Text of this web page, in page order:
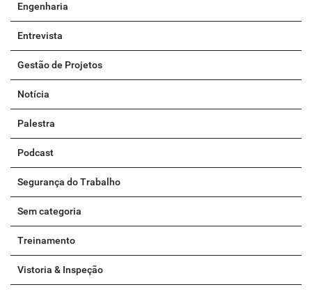
Engenharia
Entrevista
Gestão de Projetos
Notícia
Palestra
Podcast
Segurança do Trabalho
Sem categoria
Treinamento
Vistoria & Inspeção